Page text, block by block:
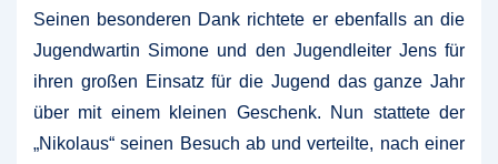
Seinen besonderen Dank richtete er ebenfalls an die
Jugendwartin Simone und den Jugendleiter Jens für
ihren großen Einsatz für die Jugend das ganze Jahr
über mit einem kleinen Geschenk. Nun stattete der
„Nikolaus“ seinen Besuch ab und verteilte, nach einer